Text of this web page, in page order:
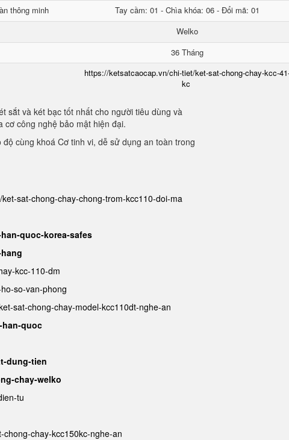
thông minh
Tay cầm: 01 - Chìa khóa: 06 - Đổi mã: 01
Welko
36 Tháng
https://ketsatcaocap.vn/chi-tiet/ket-sat-chong-chay-kcc-
kc
sắt và két bạc tốt nhất cho người tiêu dùng và
cơ công nghệ bảo mật hiện đại.
cùng khoá Cơ tinh vi, dễ sử dụng an toàn trong
sat-chong-chay-chong-trom-kcc110-doi-ma
quoc-korea-safes
kcc-110-dm
so-van-phong
sat-chong-chay-model-kcc110dt-nghe-an
han-quoc
dung-tien
chay-welko
tu
chay-kcc150kc-nghe-an